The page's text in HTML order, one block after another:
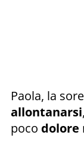
Paola, la
allontanarsi
poco dolore